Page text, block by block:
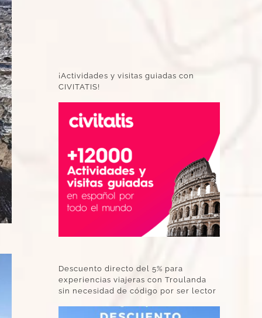
¡Actividades y visitas guiadas con
CIVITATIS!
Descuento directo del 5% para
experiencias viajeras con Troulanda
sin necesidad de código por ser lector